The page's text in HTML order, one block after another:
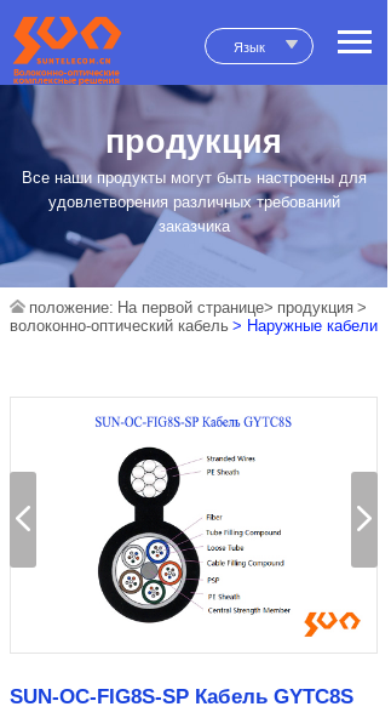
Язык
продукция
Все наши продукты могут быть настроены для
удовлетворения различных требований
заказчика
положение: На первой странице> продукция >
волоконно-оптический кабель > Наружные кабели
SUN-OC-FIG8S-SP Кабель GYTC8S